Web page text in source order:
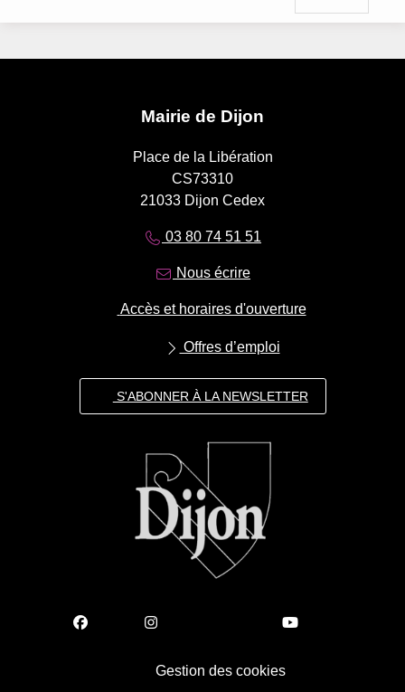
Mairie de Dijon
Place de la Libération
CS73310
21033 Dijon Cedex
03 80 74 51 51
Nous écrire
Accès et horaires d'ouverture
Offres d’emploi
S'ABONNER À LA NEWSLETTER
Gestion des cookies